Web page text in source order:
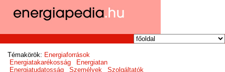
Témakörök: Energiaforrások
Energiatakarékosság
Energiatan
Energiatudatosság
Személyek
Szolgáltatók